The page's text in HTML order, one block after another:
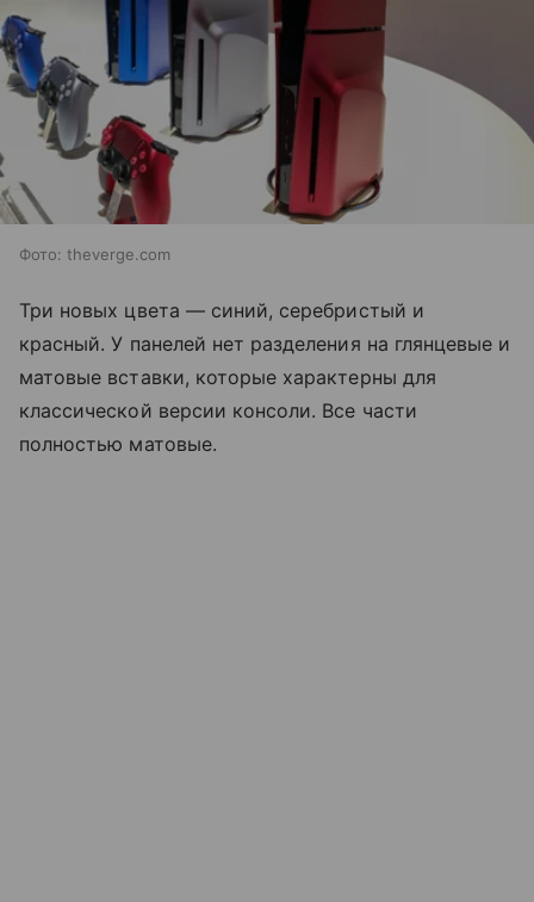
Фото: theverge.com
Три новых цвета — синий, серебристый и
красный. У панелей нет разделения на глянцевые и
матовые вставки, которые характерны для
классической версии консоли. Все части
полностью матовые.